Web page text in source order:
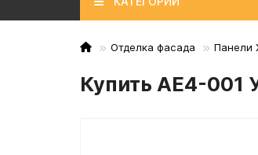
Отделка фасада Панели
Купить AE4-001